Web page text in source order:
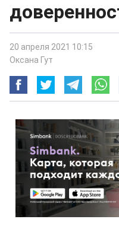
20 апреля 2021 10:15
Оксана Гут